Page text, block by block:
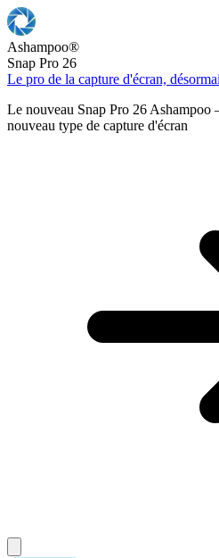
Ashampoo®
Snap Pro 26
Le pro de la capture d'écran,
Le nouveau Snap Pro 26
nouveau type de capture d'écran